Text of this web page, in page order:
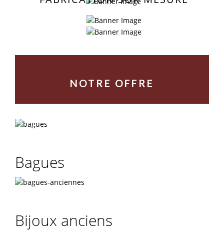
NOTRE OFFRE
Bagues
Bijoux anciens